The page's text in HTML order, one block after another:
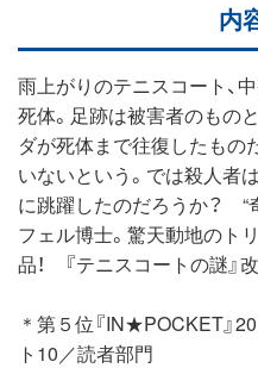
内
雨上がりのテニスコート、
死体。足跡は被害者のもの
ダが死体まで往復したもの
いないという。では殺人者
に跳躍したのだろうか？ “
フェル博士。驚天動地のト
品！ 『テニスコートの謎』
＊第５位『IN★POCKET』
ト10／読者部門